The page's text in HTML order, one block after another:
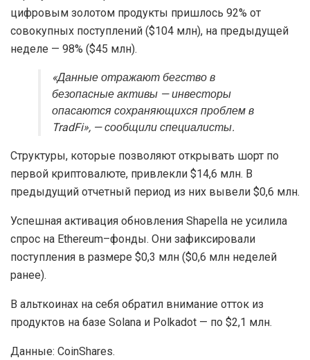
цифровым золотом продукты пришлось 92% от
совокупных поступлений ($104 млн), на предыдущей
неделе — 98% ($45 млн).
«Данные отражают бегство в
безопасные активы — инвесторы
опасаются сохраняющихся проблем в
TradFi», — сообщили специалисты.
Структуры, которые позволяют открывать шорт по
первой криптовалюте, привлекли $14,6 млн. В
предыдущий отчетный период из них вывели $0,6 млн.
Успешная активация обновления Shapella не усилила
спрос на Ethereum–фонды. Они зафиксировали
поступления в размере $0,3 млн ($0,6 млн неделей
ранее).
В альткоинах на себя обратил внимание отток из
продуктов на базе Solana и Polkadot — по $2,1 млн.
Данные: CoinShares.